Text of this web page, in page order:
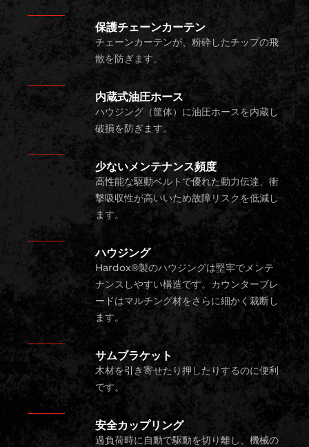
保護チェーンカーテン
チェーンカーテンが、粉砕したチップの飛
散を防ぎます。
内蔵式油圧ホース
ハウジング（筐体）に油圧ホースを内蔵し
破損を防ぎます。
少ないメンテナンス頻度
高性能な駆動ベルトで優れた動力伝達、衝
撃吸収性が高いいため故障リスクを低減し
ます。
ハウジング
Hardox®製のハウジングは堅牢でメンテ
ナンスしやすい構造です。カウンターブレ
ードはマルチング材をさらに細かく裁断し
ます。
サムブラケット
木材を引き寄せたり押したりするのに便利
です。
安全カップリング
過負荷時に自動で駆動を切り離し、機械の